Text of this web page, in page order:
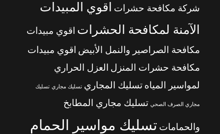
شركة مكافحة حشرات
اقوي المبيدات
الآمنة لمكافحة الحشرات اقوي مبيدات
مكافحة الصراصير والنمل الأبيض اقوي مبيدات
مكافحة حشرات المنزل العزل الحراري
لمواسير المياه تسليك المجاري تسليك مجاري تسليك
مجاري الصرف الصحي تسليك مجاري المطابخ
والحمامات تسليك مواسير الحمام